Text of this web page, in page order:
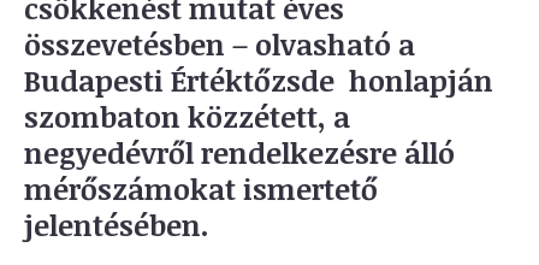
összevetésben – olvasható a
Budapesti Értéktőzsde honlapján
szombaton közzétett, a
negyedévről rendelkezésre álló
mérőszámokat ismertető
jelentésében.